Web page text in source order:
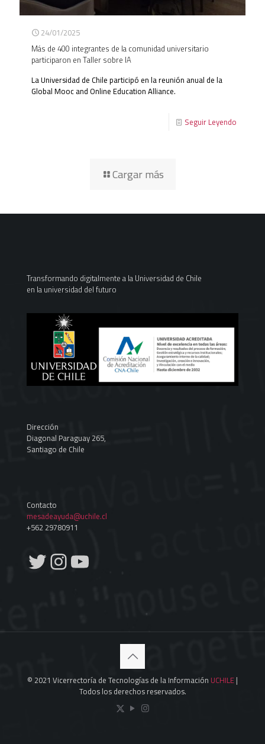
24/01/2025
Más de 400 integrantes de la comunidad universitario
participaron en Taller sobre IA
La Universidad de Chile participó en la reunión anual de la
Global Mooc and Online Education Alliance.
Seguir Leyendo
Cargar más
Transformando digitalmente a la Universidad de Chile
en la universidad del futuro
Dirección
Diagonal Paraguay 265,
Santiago de Chile
Contacto
mesadeayuda@uchile.cl
+562 29780911
Twitter
Instagram
YouTube
© 2021 Vicerrectoría de Tecnologías de la Información UCHILE|
Todos los derechos reservados.